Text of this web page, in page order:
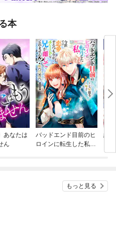
本
あなたは
ん
バッドエンド目前のヒ
ロインに転生した私、
結
もっと見る